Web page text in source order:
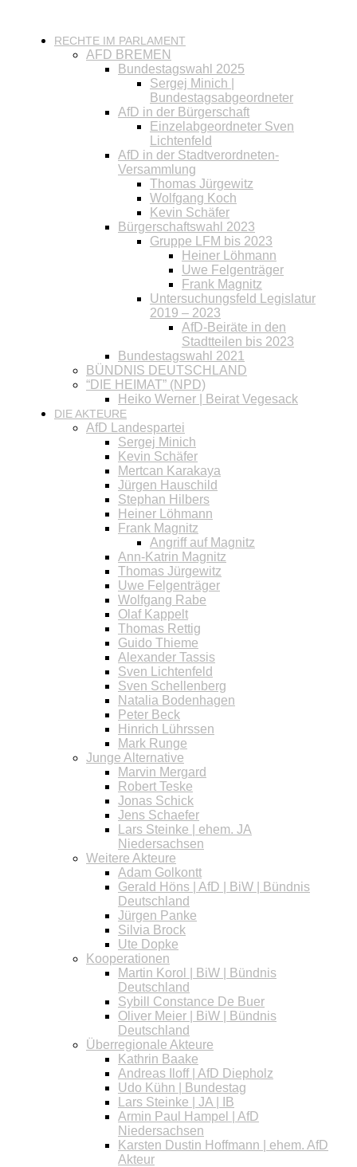
RECHTE IM PARLAMENT
AFD BREMEN
Bundestagswahl 2025
Sergej Minich |
Bundestagsabgeordneter
AfD in der Bürgerschaft
Einzelabgeordneter Sven
Lichtenfeld
AfD in der Stadtverordneten-
Versammlung
Thomas Jürgewitz
Wolfgang Koch
Kevin Schäfer
Bürgerschaftswahl 2023
Gruppe LFM bis 2023
Heiner Löhmann
Uwe Felgenträger
Frank Magnitz
Untersuchungsfeld Legislatur
2019 – 2023
AfD-Beiräte in den
Stadtteilen bis 2023
Bundestagswahl 2021
BÜNDNIS DEUTSCHLAND
“DIE HEIMAT” (NPD)
Heiko Werner | Beirat Vegesack
DIE AKTEURE
AfD Landespartei
Sergej Minich
Kevin Schäfer
Mertcan Karakaya
Jürgen Hauschild
Stephan Hilbers
Heiner Löhmann
Frank Magnitz
Angriff auf Magnitz
Ann-Katrin Magnitz
Thomas Jürgewitz
Uwe Felgenträger
Wolfgang Rabe
Olaf Kappelt
Thomas Rettig
Guido Thieme
Alexander Tassis
Sven Lichtenfeld
Sven Schellenberg
Natalia Bodenhagen
Peter Beck
Hinrich Lührssen
Mark Runge
Junge Alternative
Marvin Mergard
Robert Teske
Jonas Schick
Jens Schaefer
Lars Steinke | ehem. JA
Niedersachsen
Weitere Akteure
Adam Golkontt
Gerald Höns | AfD | BiW | Bündnis
Deutschland
Jürgen Panke
Silvia Brock
Ute Dopke
Kooperationen
Martin Korol | BiW | Bündnis
Deutschland
Sybill Constance De Buer
Oliver Meier | BiW | Bündnis
Deutschland
Überregionale Akteure
Kathrin Baake
Andreas Iloff | AfD Diepholz
Udo Kühn | Bundestag
Lars Steinke | JA | IB
Armin Paul Hampel | AfD
Niedersachsen
Karsten Dustin Hoffmann | ehem. AfD
Akteur